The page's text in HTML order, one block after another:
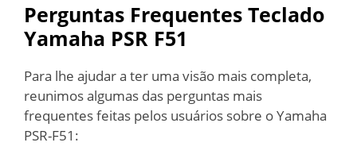
Perguntas Frequentes Teclado
Yamaha PSR F51
Para lhe ajudar a ter uma visão mais completa,
reunimos algumas das perguntas mais
frequentes feitas pelos usuários sobre o Yamaha
PSR-F51: